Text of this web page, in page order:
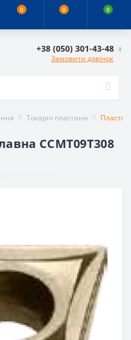
0 0 0
+38 (050) 301-43-48
Замовити дзвінок
Токарні пластини
CCMT09T308